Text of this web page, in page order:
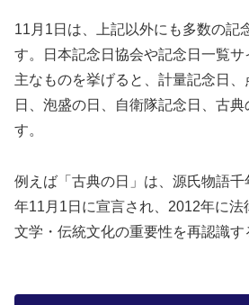
11月1日は、上記以外にも多数の記
す。日本記念日協会や記念日一覧
主なものを挙げると、計量記念日
日、泡盛の日、自衛隊記念日、古典
す。
例えば「古典の日」は、源氏物語
年11月1日に宣言され、2012年に法
文学・伝統文化の重要性を再認識す